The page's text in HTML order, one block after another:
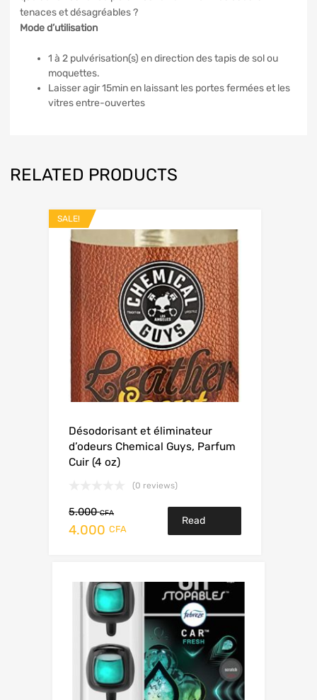
tenaces et désagréables ?
Mode d’utilisation
1 à 2 pulvérisation(s) en direction des tapis de sol ou
moquettes.
Laisser agir 15min en laissant les portes fermées et les
vitres entre-ouvertes
RELATED PRODUCTS
SALE!
Désodorisant et éliminateur
d’odeurs Chemical Guys, Parfum
Cuir (4 oz)
(0 reviews)
5.000CFA
4.000 CFA
Read